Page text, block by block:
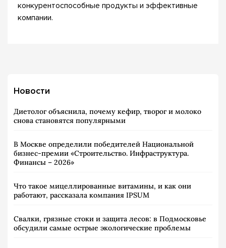
конкурентоспособные продукты и эффективные
компании.
Новости
Диетолог объяснила, почему кефир, творог и молоко
снова становятся популярными
В Москве определили победителей Национальной
бизнес-премии «Строительство. Инфраструктура.
Финансы – 2026»
Что такое мицеллированные витамины, и как они
работают, рассказала компания IPSUM
Свалки, грязные стоки и защита лесов: в Подмосковье
обсудили самые острые экологические проблемы